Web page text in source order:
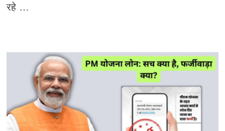
रहे …